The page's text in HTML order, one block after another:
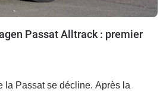
Passat Alltrack : premier
la Passat se décline. Après la